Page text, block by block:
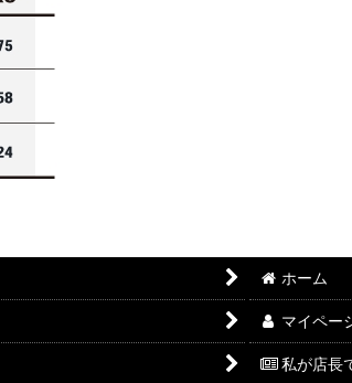
ホーム
マイペー
私が店長